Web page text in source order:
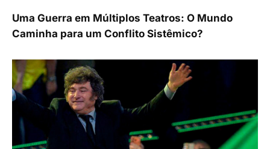
Uma Guerra em Múltiplos Teatros: O Mundo
Caminha para um Conflito Sistêmico?